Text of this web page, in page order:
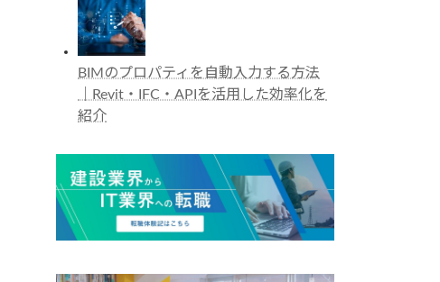
BIMのプロパティを自動入力する方法
｜Revit・IFC・APIを活用した効率化を
紹介